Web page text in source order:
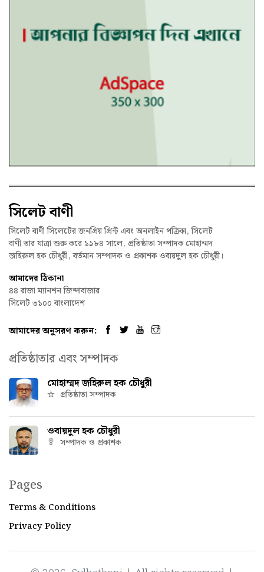
সিলেট বাণী
সিলেট বাণী সিলেটের জনপ্রিয় প্রিন্ট এবং অনলাইন পত্রিকা, সিলেট
বাণী তার যাত্রা শুরু করে ১৯৮৪ সালে, প্রতিষ্ঠাতা সম্পাদক মোহাম্মদ
জহিরুল হক চৌধুরী, বর্তমান সম্পাদক ও প্রকাশক ওবায়দুল হক চৌধুরী।
আমাদের ঠিকানা
৪৪ রাজা ম্যানশন জিন্দাবাজার
সিলেট ৩১০০ বাংলাদেশ
আমাদের অনুসরণ করুন:
প্রতিষ্ঠাতার এবং সম্পাদক
মোহাম্মদ জহিরুল হক চৌধুরী
প্রতিষ্ঠাতা সম্পাদক
ওবায়দুল হক চৌধুরী
সম্পাদক ও প্রকাশক
Pages
Terms & Conditions
Privacy Policy